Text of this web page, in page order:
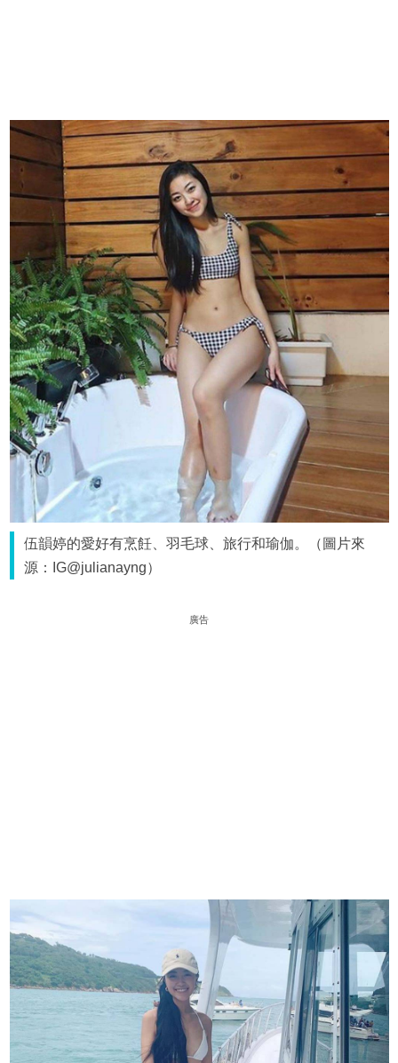
伍韻婷的愛好有烹飪、羽毛球、旅行和瑜伽。（圖片來
源：IG@julianayng）
廣告